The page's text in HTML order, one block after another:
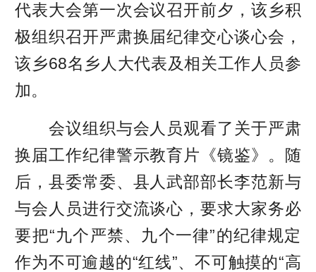
代表大会第一次会议召开前夕，该乡积
极组织召开严肃换届纪律交心谈心会，
该乡68名乡人大代表及相关工作人员参
加。
会议组织与会人员观看了关于严肃
换届工作纪律警示教育片《镜鉴》。随
后，县委常委、县人武部部长李范新与
与会人员进行交流谈心，要求大家务必
要把“九个严禁、九个一律”的纪律规定
作为不可逾越的“红线”、不可触摸的“高